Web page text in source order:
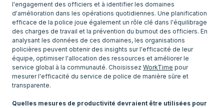
l'engagement des officiers et à identifier les domaines
d'amélioration dans les opérations quotidiennes. Une planification
efficace de la police joue également un rôle clé dans l'équilibrage
des charges de travail et la prévention du burnout des officiers. En
analysant les données de ces domaines, les organisations
policières peuvent obtenir des insights sur l'efficacité de leur
équipe, optimiser l'allocation des ressources et améliorer le
service global à la communauté. Choisissez WorkTime pour
mesurer l'efficacité du service de police de manière sûre et
transparente.
Quelles mesures de productivité devraient être utilisées pour